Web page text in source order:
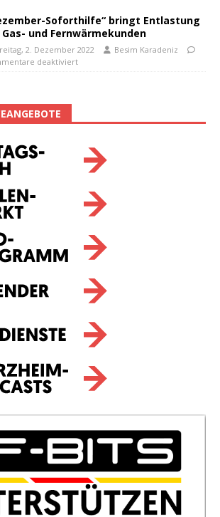
Soforthilfe“ bringt Entlastung
und Fernwärmekunden
2. Dezember 2022
Besim Karadeniz
deaktiviert